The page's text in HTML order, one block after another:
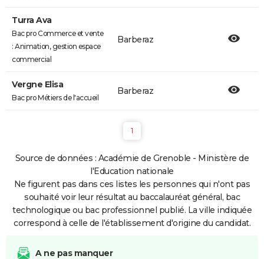
Turra Ava
Bac pro Commerce et vente
: Animation, gestion espace
commercial
Barberaz
Vergne Elisa
Bac pro Métiers de l'accueil
Barberaz
1
Source de données : Académie de Grenoble - Ministère de
l'Education nationale
Ne figurent pas dans ces listes les personnes qui n'ont pas
souhaité voir leur résultat au baccalauréat général, bac
technologique ou bac professionnel publié. La ville indiquée
correspond à celle de l'établissement d'origine du candidat.
A ne pas manquer